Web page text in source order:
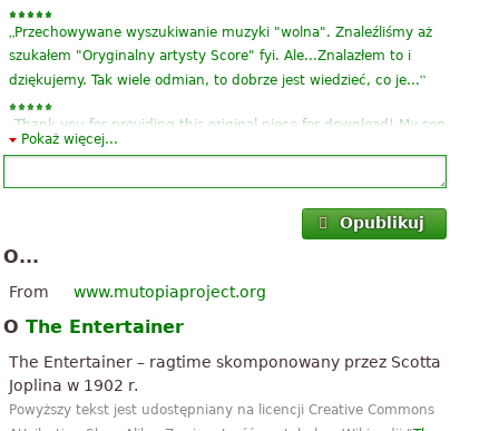
„Przechowywane wyszukiwanie muzyki "wolna". Znaleźliśmy aż
szukałem "Oryginalny artysty Score" fyi. Ale...Znalazłem to i
dziękujemy. Tak wiele odmian, to dobrze jest wiedzieć, co je...”
Thank you for providing this original piece for download! My son
and I have been wanting to play this for many months now but
Super nuty, ale nagranie jakieś dziwne nagranie. Pozdro z
Wałbrzycha!
Sassari na Sardynii, Via XX Settembre neanke audytorium bez
błędu, muzyk i Prodigy KE !!!!!!!! !!!!!!!!!”
„Jestem 15 i to w 2 tygodnie dowiedział się wczesnym latem. Tak,
jest to wykonalne, wykonywać trudne, ale z 1-2 godziny
Pokaż więcej...
Opublikuj
O...
From www.mutopiaproject.org
O The Entertainer
The Entertainer – ragtime skomponowany przez Scotta
Joplina w 1902 r.
Powyższy tekst jest udostępniany na licencji Creative Commons